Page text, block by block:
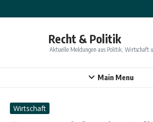
Recht & Politik
Aktuelle Meldungen aus Politik, Wirtschaft
Main Menu
Wirtschaft